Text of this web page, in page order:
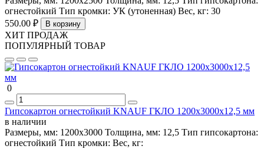
огнестойкий Тип кромки: УК (утоненная) Вес, кг: 30
550.00 ₽
В корзину
ХИТ ПРОДАЖ
ПОПУЛЯРНЫЙ ТОВАР
0
Гипсокартон огнестойкий KNAUF ГКЛО 1200х3000х12,5 мм
в наличии
Размеры, мм: 1200х3000 Толщина, мм: 12,5 Тип гипсокартона:
огнестойкий Тип кромки: Вес, кг: